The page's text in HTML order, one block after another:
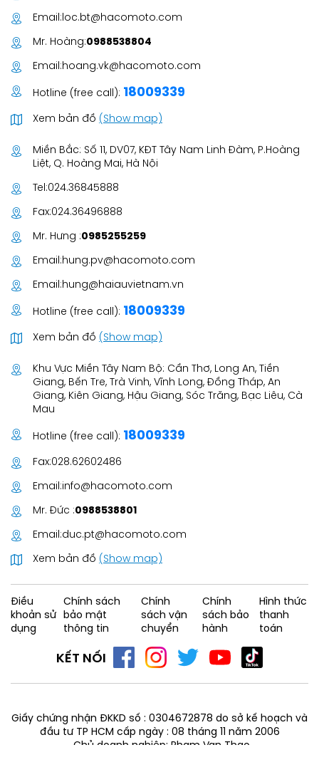
Email: loc.bt@hacomoto.com
Mr. Hoàng:0988538804
Email: hoang.vk@hacomoto.com
Hotline (free call): 18009339
Xem bản đồ (Show map)
Miền Bắc: Số 11, DV07, KĐT Tây Nam Linh Đàm, P.Hoàng
Liệt, Q. Hoàng Mai, Hà Nội
Tel:024.36845888
Fax:024.36496888
Mr. Hưng :0985255259
Email: hung.pv@hacomoto.com
Email: hung@haiauvietnam.vn
Hotline (free call): 18009339
Xem bản đồ (Show map)
Khu Vực Miền Tây Nam Bộ: Cần Thơ, Long An, Tiền
Giang, Bến Tre, Trà Vinh, Vĩnh Long, Đồng Tháp, An
Giang, Kiên Giang, Hậu Giang, Sóc Trăng, Bạc Liêu, Cà
Mau
Hotline (free call): 18009339
Fax:028.62602486
Email:info@hacomoto.com
Mr. Đức :0988538801
Email:duc.pt@hacomoto.com
Xem bản đồ (Show map)
Điều
khoản sử
dụng
Chính sách
bảo mật
thông tin
Chính
sách vận
chuyển
Chính
sách bảo
hành
Hình thức
thanh
toán
KẾT NỐI
Giấy chứng nhận ĐKKD số : 0304672878 do sở kế hoạch và
đầu tư TP HCM cấp ngày : 08 tháng 11 năm 2006
Chủ doanh nghiệp: Pham Van Thao